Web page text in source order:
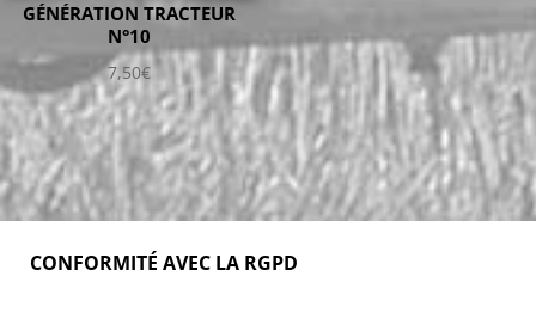
GÉNÉRATION TRACTEUR
N°10
7,50€
CONFORMITÉ AVEC LA RGPD